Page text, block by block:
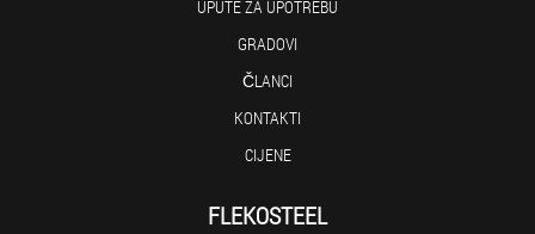
UPUTE ZA UPOTREBU
GRADOVI
ČLANCI
KONTAKTI
CIJENE
FLEKOSTEEL